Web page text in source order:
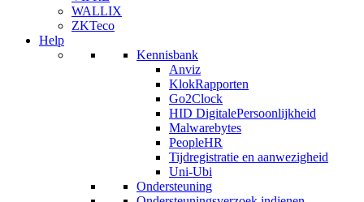
WALLIX
ZKTeco
Help
Kennisbank
Anviz
KlokRapporten
Go2Clock
HID DigitalePersoonlijkheid
Malwarebytes
PeopleHR
Tijdregistratie en aanwezigheid
Uni-Ubi
Ondersteuning